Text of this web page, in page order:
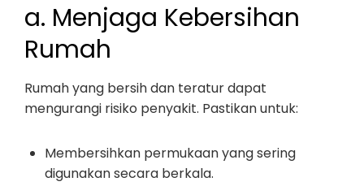
a. Menjaga Kebersihan
Rumah
Rumah yang bersih dan teratur dapat
mengurangi risiko penyakit. Pastikan untuk:
Membersihkan permukaan yang sering
digunakan secara berkala.